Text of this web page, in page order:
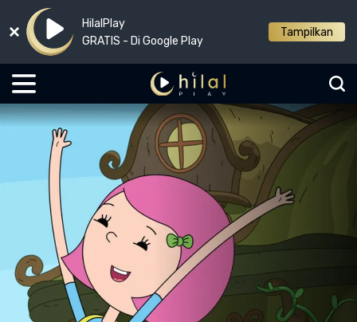
HilalPlay
GRATIS - Di Google Play
Tampilkan